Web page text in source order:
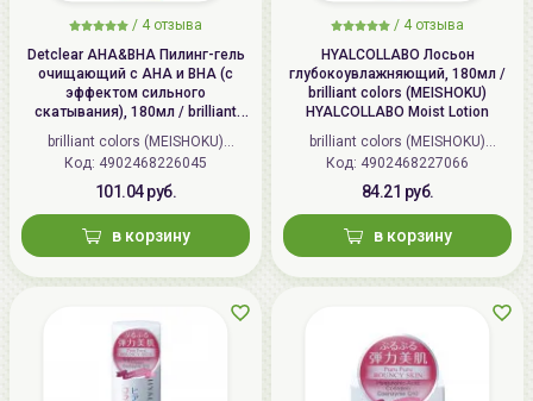
/ 4 отзыва
Detclear AHA&BHA Пилинг-гель
очищающий с AHA и BHA (с
эффектом сильного
скатывания), 180мл / brilliant
colors (MEISHOKU) Detclear
Bright&Peel AHA&BHA Fruits
Peeling Jelly
brilliant colors (MEISHOKU)
(Япония)
Код: 4902468226045
101.04 руб.
в корзину
/ 4 отзыва
HYALCOLLABO Лосьон
глубокоувлажняющий, 180мл /
brilliant colors (MEISHOKU)
HYALCOLLABO Moist Lotion
brilliant colors (MEISHOKU)
(Япония)
Код: 4902468227066
84.21 руб.
в корзину